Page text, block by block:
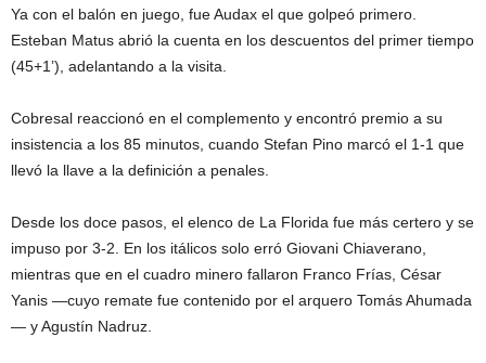
Ya con el balón en juego, fue Audax el que golpeó primero.
Esteban Matus abrió la cuenta en los descuentos del primer tiempo
(45+1’), adelantando a la visita.
Cobresal reaccionó en el complemento y encontró premio a su
insistencia a los 85 minutos, cuando Stefan Pino marcó el 1-1 que
llevó la llave a la definición a penales.
Desde los doce pasos, el elenco de La Florida fue más certero y se
impuso por 3-2. En los itálicos solo erró Giovani Chiaverano,
mientras que en el cuadro minero fallaron Franco Frías, César
Yanis —cuyo remate fue contenido por el arquero Tomás Ahumada
— y Agustín Nadruz.